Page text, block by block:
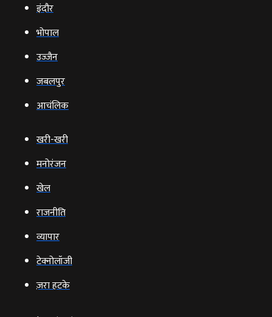
इंदौर
भोपाल
उज्‍जैन
जबलपुर
आचंलिक
खरी-खरी
मनोरंजन
खेल
राजनीति
व्‍यापार
टेक्‍नोलॉजी
ज़रा हटके